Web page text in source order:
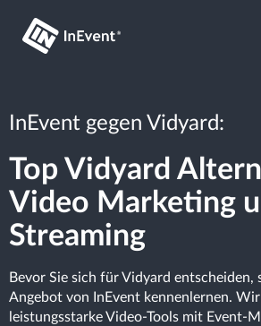
InEvent gegen Vidyard:
Top Vidyard
Video Marketing
Streaming
Bevor Sie sich für Vidyard entscheiden,
Angebot von InEvent kennenlernen.
leistungsstarke Video-Tools mit Event-